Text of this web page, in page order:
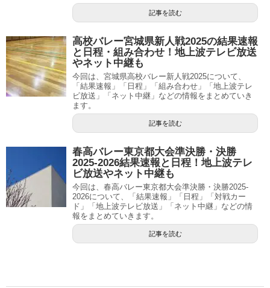
記事を読む
高校バレー宮城県新人戦2025の結果速報
と日程・組み合わせ！地上波テレビ放送
やネット中継も
今回は、宮城県高校バレー新人戦2025について、
「結果速報」「日程」「組み合わせ」「地上波テレ
ビ放送」「ネット中継」などの情報をまとめていき
ます。
記事を読む
春高バレー東京都大会準決勝・決勝
2025-2026結果速報と日程！地上波テレ
ビ放送やネット中継も
今回は、春高バレー東京都大会準決勝・決勝2025-
2026について、「結果速報」「日程」「対戦カー
ド」「地上波テレビ放送」「ネット中継」などの情
報をまとめていきます。
記事を読む